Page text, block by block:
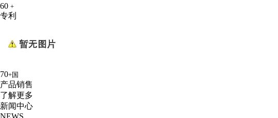
60 +
专利
70+国
产品销售
了解更多
新闻中心
NEWS